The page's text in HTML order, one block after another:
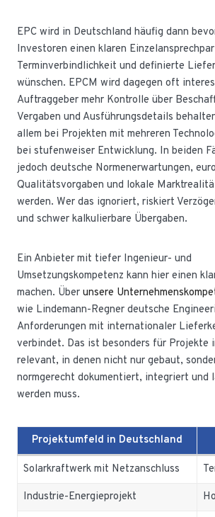
EPC wird in Deutschland häufig dann
Investoren einen klaren
Terminverbindlichkeit und definierte
wünschen. EPCM wird dagegen oft
Auftraggeber mehr Kontrolle über
Vergaben und Ausführungsdetails
allem bei Projekten mit mehreren
bei stufenweiser Entwicklung. In beiden
jedoch deutsche Normenerwartungen,
Qualitätsvorgaben und lokale
werden. Wer das ignoriert, riskiert
und schwer kalkulierbare Übergaben.
Ein Anbieter mit tiefer Ingenieur- und
Umsetzungskompetenz kann hier einen
machen. Über unsere
wie Lindemann-Regner deutsche
Anforderungen mit internationaler
verbindet. Das ist besonders für Projekte
relevant, in denen nicht nur gebaut,
normgerecht dokumentiert, integriert und
werden muss.
Projektumfeld in Deutschland
Solarkraftwerk mit Netzanschluss
Industrie-Energieprojekt